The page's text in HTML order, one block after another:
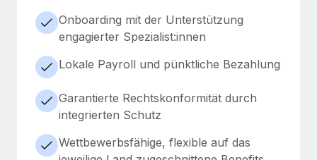
Onboarding mit der Unterstützung
engagierter Spezialist:innen
Lokale Payroll und pünktliche Bezahlung
Garantierte Rechtskonformität durch
integrierten Schutz
Wettbewerbsfähige, flexible auf das